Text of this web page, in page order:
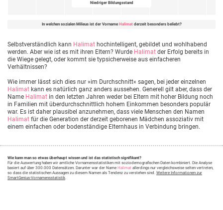
Niedriger Bildungsstand
In welchen sozialen Milieus ist der Vorname Halimatderzeit besonders beliebt?
Selbstverständlich kann Halimat hochintelligent, gebildet und wohlhabend
werden. Aber wie ist es mit ihren Eltern? Wurde Halimat der Erfolg bereits in
die Wiege gelegt, oder kommt sie typsicherweise aus einfacheren
Verhältnissen?
Wie immer lässt sich dies nur »im Durchschnitt« sagen, bei jeder einzelnen
Halimat kann es natürlich ganz anders aussehen. Generell gilt aber, dass der
Name Halimat in den letzten Jahren weder bei Eltern mit hoher Bildung noch
in Familien mit überdurchschnittlich hohem Einkommen besonders populär
war. Es ist daher plausibel anzunehmen, dass viele Menschen den Namen
Halimat für die Generation der derzeit geborenen Mädchen assoziativ mit
einem einfachen oder bodenständige Elternhaus in Verbindung bringen.
Wie kann man so etwas überhaupt wissen und ist das statistisch signifikant?
Für die Auswertung haben wir amtliche Vornamensstatistiken mit soziodemografischen Daten kombiniert. Die Analyse
basiert auf über 300.000 Datensätzen. Darunter war der Name Halimat allerdings nur vergleichsweise selten vertreten,
so dass die statistischen Aussagen zu diesem Namen als Tendenz zu verstehen sind. Weitere Informationen zur
SmartGenius-Vornamensstatistik.